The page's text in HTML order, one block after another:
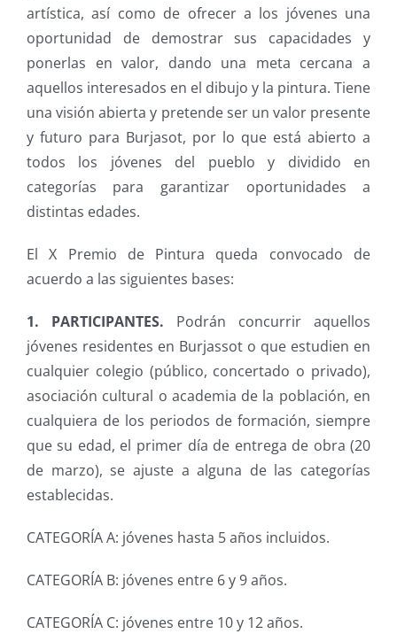
artística, así como de ofrecer a los jóvenes una
oportunidad de demostrar sus capacidades y
ponerlas en valor, dando una meta cercana a
aquellos interesados en el dibujo y la pintura. Tiene
una visión abierta y pretende ser un valor presente
y futuro para Burjasot, por lo que está abierto a
todos los jóvenes del pueblo y dividido en
categorías para garantizar oportunidades a
distintas edades.
El X Premio de Pintura queda convocado de
acuerdo a las siguientes bases:
1. PARTICIPANTES. Podrán concurrir aquellos
jóvenes residentes en Burjassot o que estudien en
cualquier colegio (público, concertado o privado),
asociación cultural o academia de la población, en
cualquiera de los periodos de formación, siempre
que su edad, el primer día de entrega de obra (20
de marzo), se ajuste a alguna de las categorías
establecidas.
CATEGORÍA A: jóvenes hasta 5 años incluidos.
CATEGORÍA B: jóvenes entre 6 y 9 años.
CATEGORÍA C: jóvenes entre 10 y 12 años.